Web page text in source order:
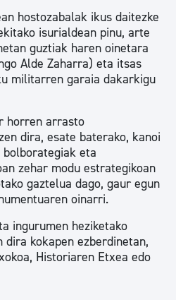
hostozabalak ikus daitezke
isurialdean pinu, arte
guztiak haren oinetara
Alde Zaharra) eta itsas
militarren garaia dakarkigu
horren arrasto
dira, esate baterako, kanoi
eta
zehar modu estrategikoan
gaztelua dago, gaur egun
oinarri.
ingurumen heziketako
kokapen ezberdinetan,
Historiaren Etxea edo